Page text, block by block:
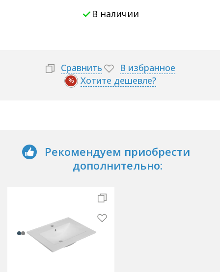
В наличии
Сравнить В избранное
% Хотите дешевле?
Рекомендуем приобрести
дополнительно: